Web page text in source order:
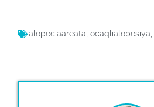
alopeciaareata, ocaqlialopesiya,